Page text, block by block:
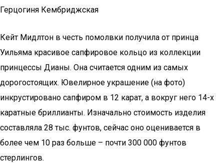
Герцогиня Кембриджская
Кейт Мидлтон в честь помолвки получила от принца
Уильяма красивое сапфировое кольцо из коллекции
принцессы Дианы. Она считается одним из самых
дорогостоящих. Ювелирное украшение (на фото)
инкрустировано сапфиром в 12 карат, а вокруг него 14-х
каратные бриллианты. Изначально стоимость изделия
составляла 28 тыс. фунтов, сейчас оно оценивается в
более чем 10 раз больше – почти 300 000 фунтов
стерлингов.